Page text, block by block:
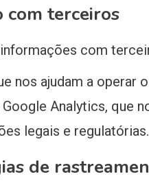
terceiros
com
nos ajudam a operar
Analytics, que
legais e regulatórias.
de